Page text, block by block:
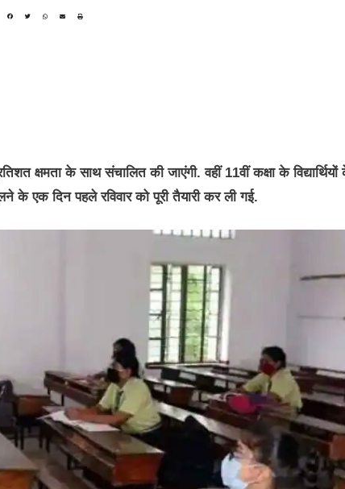
क्षमता के साथ संचालित की जाएंगी. वहीं 11वीं कक्षा के
के एक दिन पहले रविवार को पूरी तैयारी कर ली गई.